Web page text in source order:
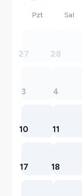
Pzt Sal
27 28
3 4
10 11
17 18